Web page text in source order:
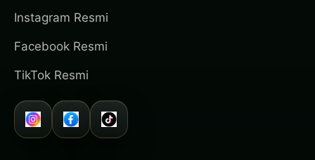
Instagram Resmi
Facebook Resmi
TikTok Resmi